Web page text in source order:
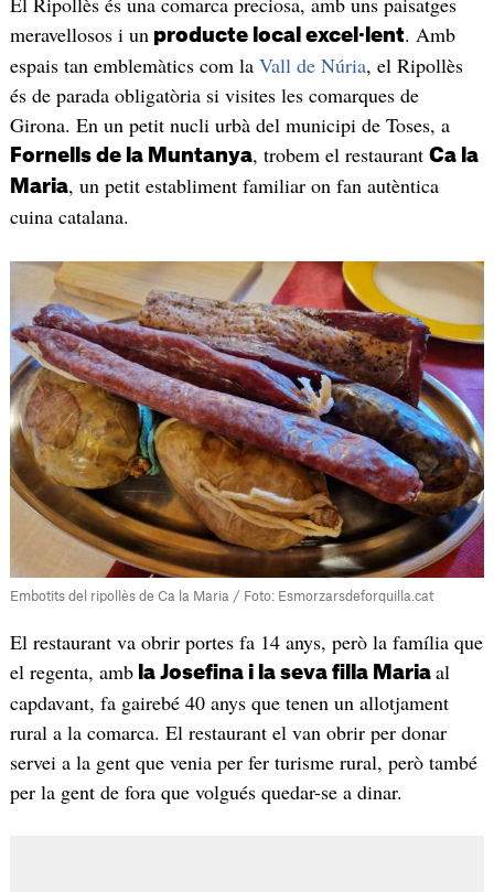
meravellosos i un producte local excel·lent. Amb
espais tan emblemàtics com la Vall de Núria, el Ripollès
és de parada obligatòria si visites les comarques de
Girona. En un petit nucli urbà del municipi de Toses, a
Fornells de la Muntanya, trobem el restaurant Ca la
Maria, un petit establiment familiar on fan autèntica
cuina catalana.
Embotits del ripollès de Ca la Maria / Foto: Esmorzarsdeforquilla.cat
El restaurant va obrir portes fa 14 anys, però la família que
el regenta, ambla Josefina i la seva filla Maria al
capdavant, fa gairebé 40 anys que tenen un allotjament
rural a la comarca. El restaurant el van obrir per donar
servei a la gent que venia per fer turisme rural, però també
per la gent de fora que volgués quedar-se a dinar.